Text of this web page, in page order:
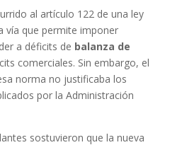
al artículo 122 de una ley
vía que permite imponer
a déficits de balanza de
comerciales. Sin embargo, el
norma no justificaba los
por la Administración
sostuvieron que la nueva